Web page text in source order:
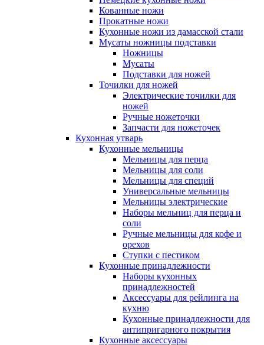
Кованные ножи
Прокатные ножи
Кухонные ножи из дамасской стали
Мусаты ножницы подставки
Ножницы
Мусаты
Подставки для ножей
Точилки для ножей
Электрические точилки для
ножей
Ручные ножеточки
Запчасти для ножеточек
Кухонная утварь
Кухонные мельницы
Мельницы для перца
Мельницы для соли
Мельницы для специй
Универсальные мельницы
Мельницы электрические
Наборы мельниц для перца и
соли
Ручные мельницы для кофе и
орехов
Ступки с пестиком
Кухонные принадлежности
Наборы кухонных
принадлежностей
Аксессуары для рейлинга на
кухню
Кухонные принадлежности для
антипригарного покрытия
Кухонные аксессуары